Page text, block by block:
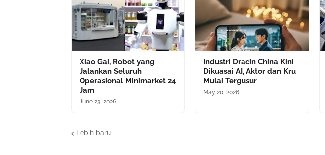
Xiao Gai, Robot yang
Jalankan Seluruh
Operasional Minimarket 24
Jam
June 23, 2026
Industri Dracin China Kini
Dikuasai AI, Aktor dan Kru
Mulai Tergusur
May 20, 2026
Lebih baru